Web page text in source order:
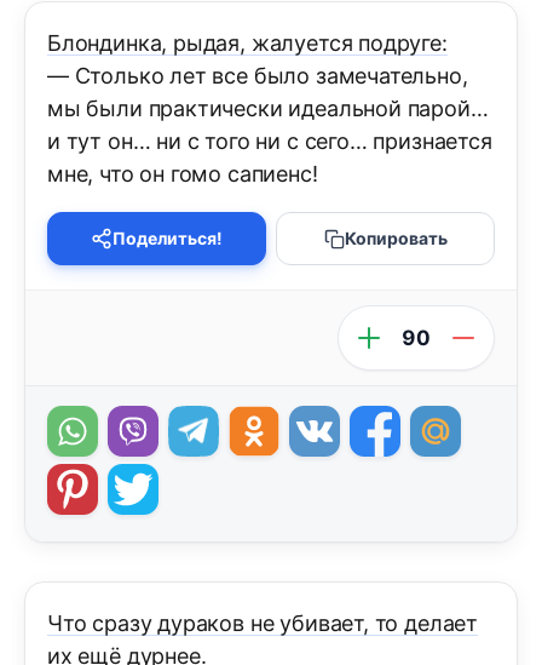
Блондинка, рыдая, жалуется подруге:
— Столько лет все было замечательно,
мы были практически идеальной парой…
и тут он… ни с того ни с сего… признается
мне, что он гомо сапиенс!
Поделиться! Копировать
90
Что сразу дураков не убивает, то делает
их ещё дурнее.